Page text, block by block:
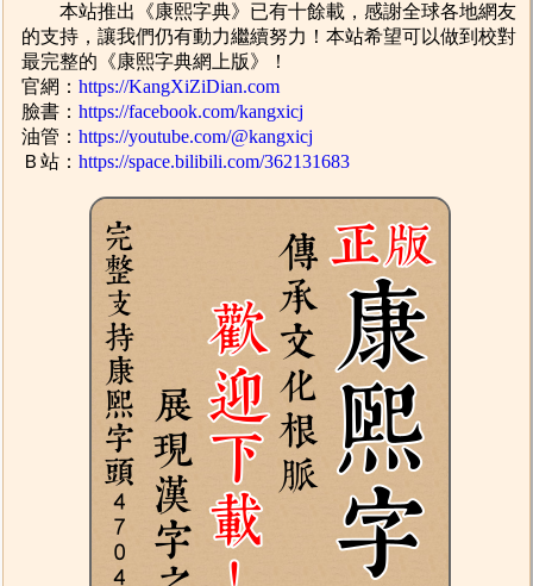
本站推出《康熙字典》已有十餘載，感謝全球各地網友
的支持，讓我們仍有動力繼續努力！本站希望可以做到校對
最完整的《康熙字典網上版》！
官網：https://KangXiZiDian.com
臉書：https://facebook.com/kangxicj
油管：https://youtube.com/@kangxicj
Ｂ站：https://space.bilibili.com/362131683